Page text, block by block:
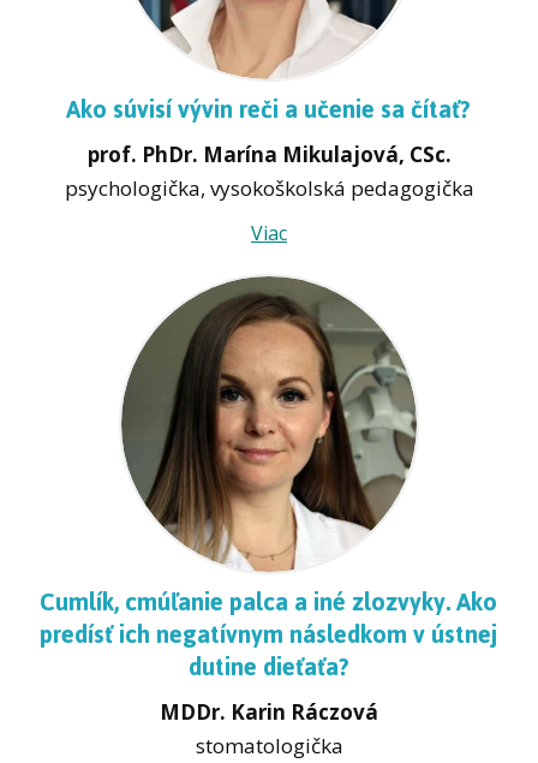
Ako súvisí vývin reči a učenie sa čítať?
prof. PhDr. Marína Mikulajová, CSc.
psychologička, vysokoškolská pedagogička
Viac
Cumlík, cmúľanie palca a iné zlozvyky. Ako
predísť ich negatívnym následkom v ústnej
dutine dieťaťa?
MDDr. Karin Ráczová
stomatologička